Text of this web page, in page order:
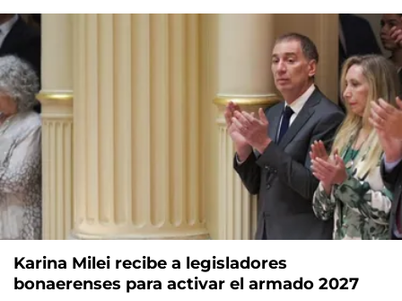
Karina Milei recibe a legisladores
bonaerenses para activar el armado 2027